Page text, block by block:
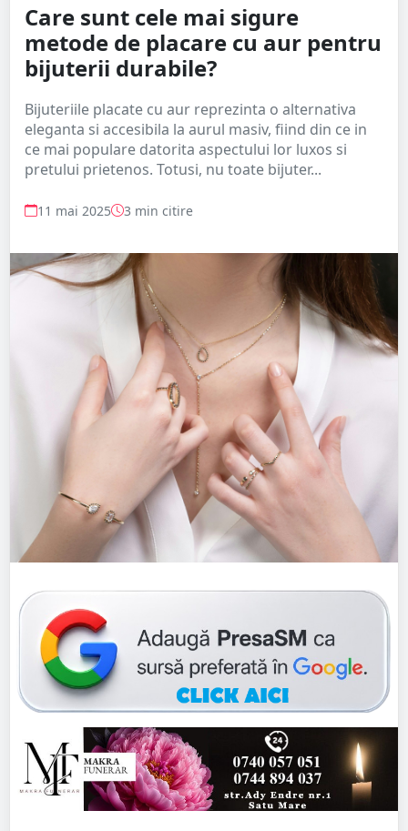
Care sunt cele mai sigure
metode de placare cu aur pentru
bijuterii durabile?
Bijuteriile placate cu aur reprezinta o alternativa
eleganta si accesibila la aurul masiv, fiind din ce in
ce mai populare datorita aspectului lor luxos si
pretului prietenos. Totusi, nu toate bijuter...
11 mai 2025 3 min citire